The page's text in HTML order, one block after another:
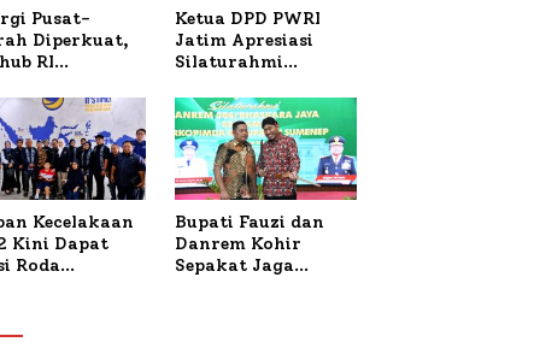
Pusat-
Diperkuat,
RI
Bahas
KM
Sentosa II
Ketua DPD PWRI
Jatim Apresiasi
Silaturahmi
dan PWRI, Sebut
Kemitraan Ideal
Polri-Pers
Kecelakaan
Kini Dapat
Roda
Bupati Fauzi dan
Danrem Kohir
Sepakat Jaga